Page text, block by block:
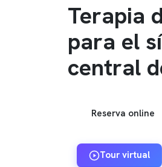
Terapia
para el
central
Reserva online
Tour virtual